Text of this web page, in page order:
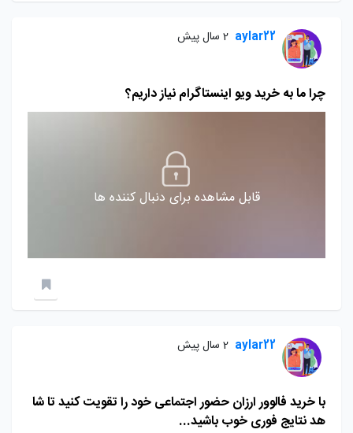
aylar22 2 سال پیش
چرا ما به خرید ویو اینستاگرام نیاز داریم؟
قابل مشاهده برای دنبال کننده ها
aylar22 2 سال پیش
با خرید فالوور ارزان حضور اجتماعی خود را تقویت کنید تا شا
هد نتایج فوری خوب باشید...